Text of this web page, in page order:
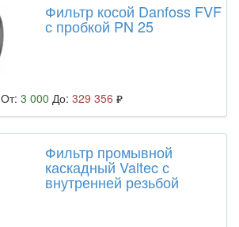
Фильтр косой Danfoss FVF
с пробкой PN 25
От: 3 000 До: 329 356
Фильтр промывной
каскадный Valtec с
внутренней резьбой